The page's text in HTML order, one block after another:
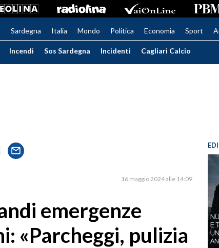
Sardegna Italia Mondo Politica Economia Sport
Incendi Sos Sardegna Incidenti Cagliari Calcio
16 maggio 2024 alle 14:09
emergenze
«Parcheggi, pulizia